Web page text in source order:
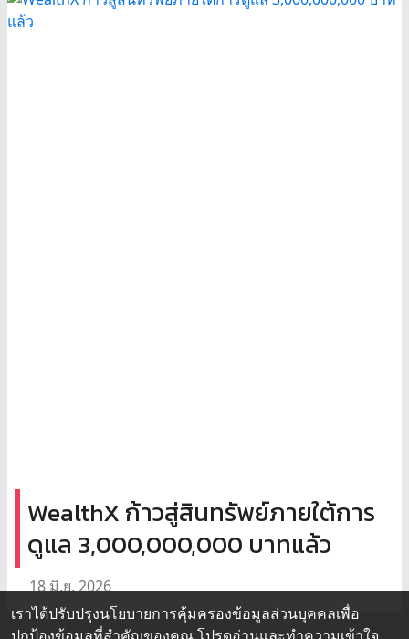
WealthX ก้าวสู่สินทรัพย์ภายใต้การ
ดูแล 3,000,000,000 บาทแล้ว
18 มิ.ย. 2026
เราได้ปรับปรุงนโยบายการคุ้มครองข้อมูลส่วนบุคคลเพื่อ